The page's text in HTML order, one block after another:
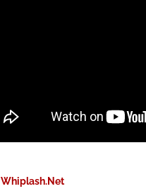
Whiplash.Net